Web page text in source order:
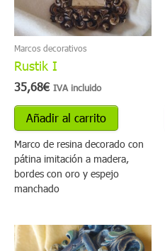
Marcos decorativos
Rustik I
35,68€ IVA incluido
Añadir al carrito
Marco de resina decorado con
pátina imitación a madera,
bordes con oro y espejo
manchado